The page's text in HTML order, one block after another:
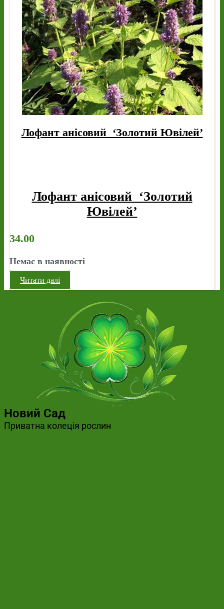
Лофант анісовий ‘Золотий Ювілей’
Лофант анісовий ‘Золотий
Ювілей’
34.00
Немає в наявності
Читати далі
Новий Сад
Приватна колеція рослин